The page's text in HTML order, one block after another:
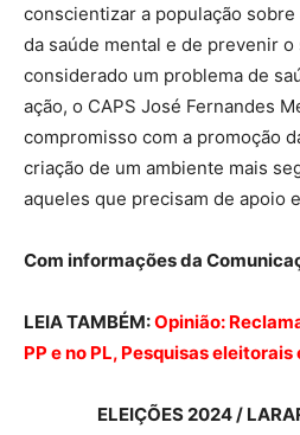
conscientizar a população
da saúde mental e de prevenir
considerado um problema de
ação, o CAPS José Fernandes
compromisso com a promoção
criação de um ambiente mais
aqueles que precisam de apoio
Com informações da
LEIA TAMBÉM:Opinião:
PP e no PL, Pesquisas
ELEIÇÕES 2024 /